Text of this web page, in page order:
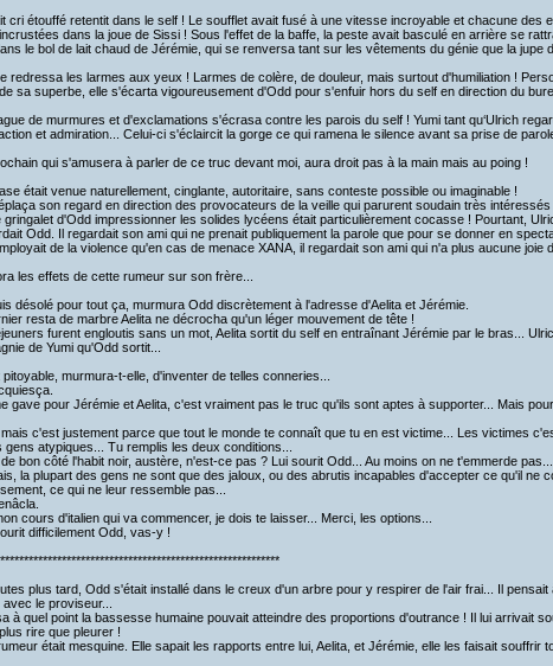
cri étouffé retentit dans le self ! Le soufflet avait fusé à une vitesse incroyable et chacune des
dans la joue de Sissi ! Sous l'effet de la baffe, la peste avait basculé en arrière se
le bol de lait chaud de Jérémie, qui se renversa tant sur les vêtements du génie que la jupe
redressa les larmes aux yeux ! Larmes de colère, de douleur, mais surtout d'humiliation !
sa superbe, elle s'écarta vigoureusement d'Odd pour s'enfuir hors du self en direction du
de murmures et d'exclamations s'écrasa contre les parois du self ! Yumi tant qu‘Ulrich
et admiration... Celui-ci s'éclaircit la gorge ce qui ramena le silence avant sa prise de
qui s'amusera à parler de ce truc devant moi, aura droit pas à la main mais au poing !
était venue naturellement, cinglante, autoritaire, sans conteste possible ou imaginable !
son regard en direction des provocateurs de la veille qui parurent soudain très
gringalet d'Odd impressionner les solides lycéens était particulièrement cocasse ! Pourtant,
Odd. Il regardait son ami qui ne prenait publiquement la parole que pour se donner en
de la violence qu'en cas de menace XANA, il regardait son ami qui n'a plus aucune joie
les effets de cette rumeur sur son frère...
désolé pour tout ça, murmura Odd discrètement à l'adresse d'Aelita et Jérémie.
resta de marbre Aelita ne décrocha qu'un léger mouvement de tête !
furent engloutis sans un mot, Aelita sortit du self en entraînant Jérémie par le bras...
de Yumi qu'Odd sortit...
murmura-t-elle, d'inventer de telles conneries...
gave pour Jérémie et Aelita, c'est vraiment pas le truc qu'ils sont aptes à supporter... Mais
c'est justement parce que tout le monde te connaît que tu en est victime... Les victimes
gens atypiques... Tu remplis les deux conditions...
bon côté l'habit noir, austère, n'est-ce pas ? Lui sourit Odd... Au moins on ne t'emmerde pas...
la plupart des gens ne sont que des jaloux, ou des abrutis incapables d'accepter ce qu'il ne
ce qui ne leur ressemble pas...
cours d'italien qui va commencer, je dois te laisser... Merci, les options...
difficilement Odd, vas-y !
plus tard, Odd s'était installé dans le creux d'un arbre pour y respirer de l'air frai... Il
le proviseur...
à quel point la bassesse humaine pouvait atteindre des proportions d'outrance ! Il lui arrivait
rire que pleurer !
était mesquine. Elle sapait les rapports entre lui, Aelita, et Jérémie, elle les faisait souffrir